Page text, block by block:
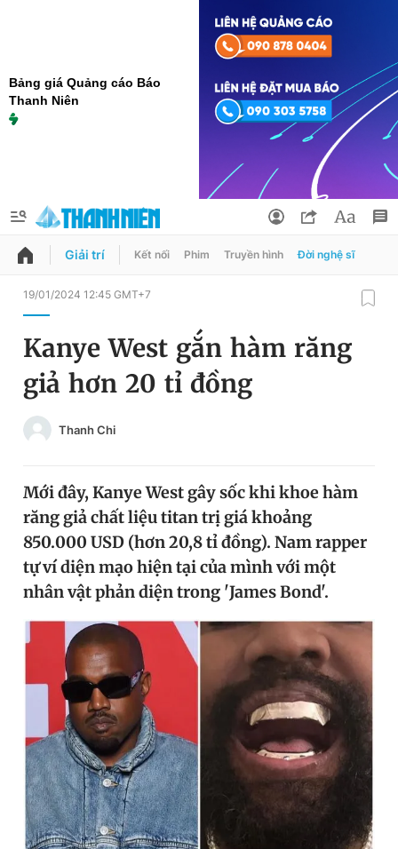
Bảng giá Quảng cáo Báo
Thanh Niên
QUẢNG CÁO
Chuyên mục
Chuyên mục khác
Tin thị trường Tin 360
Video Magazine
Sản phẩm khác
Tiện ích Bạn cần biết
Thông tin tòa soạn Liên hệ quảng cáo
Đổi mật khẩu
Tin đã lưu
Tin đã xem
Đăng xuất
Giải trí Kết nối Phim Truyền hình Đời nghệ sĩ
19/01/2024 12:45 GMT+7
Kanye West gắn hàm răng
giả hơn 20 tỉ đồng
Thanh Chi
Mới đây, Kanye West gây sốc khi khoe hàm
răng giả chất liệu titan trị giá khoảng
850.000 USD (hơn 20,8 tỉ đồng). Nam rapper
tự ví diện mạo hiện tại của mình với một
nhân vật phản diện trong 'James Bond'.